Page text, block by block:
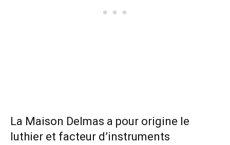
La Maison Delmas a pour origine le
luthier et facteur d’instruments